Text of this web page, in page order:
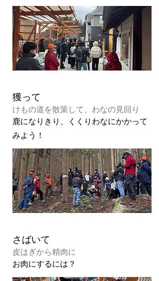
​獲って
​けもの道を散策して、わなの見回り
鹿になりきり、くくりわなにかかって
みよう！
さばいて
​皮はぎから精肉に
お肉にするには？